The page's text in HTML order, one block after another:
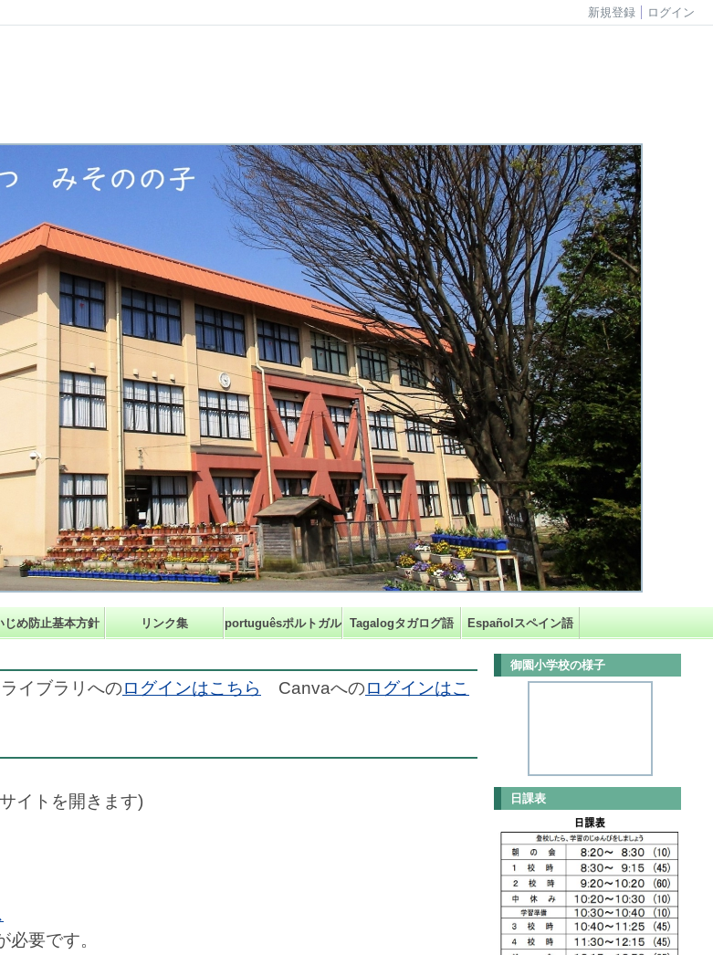
新規登録 ログイン
じめ防止基本方針 リンク集 portuguêsポルトガル語Tagalogタガログ語 Españolスペイン語
イブラリへのログインはこちら Canvaへのログインはこ
イトを開きます)
要です。
御園小学校の様子
日課表